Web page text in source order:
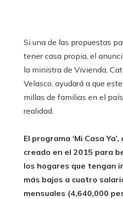
Si una de las propuestas
tener casa propia, el
la ministra de Vivienda,
Velasco, ayudará a que
millas de familias en el
realidad.
El programa ‘Mi Casa Ya’,
creado en el 2015 para
los hogares que tengan
más bajos a cuatro
mensuales (4,640,000